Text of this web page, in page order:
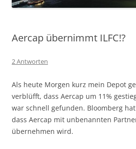
Aercap übernimmt ILFC!?
2 Antworten
Als heute Morgen kurz mein Depot
verblüfft, dass Aercap um 11%
war schnell gefunden. Bloomberg
dass Aercap mit unbenannten
übernehmen wird.